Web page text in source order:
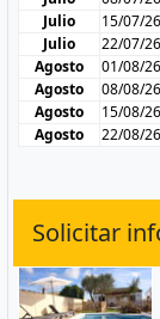
Julio
15/07/26
Julio
22/07/26
Agosto
01/08/26
Agosto
08/08/26
Agosto
15/08/26
Agosto
22/08/26
Solicitar